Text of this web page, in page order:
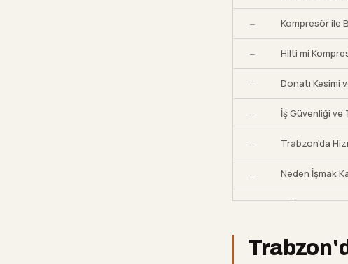
— Kompresör ile
— Hilti mi
— Donatı Kesimi
— İş Güvenliği
— Trabzon'da
— Neden İşmak
— Diğer Hizmet